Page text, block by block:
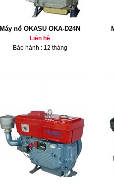
Máy nổ OKASU OKA-D24N
Liên hệ
Bảo hành : 12 tháng